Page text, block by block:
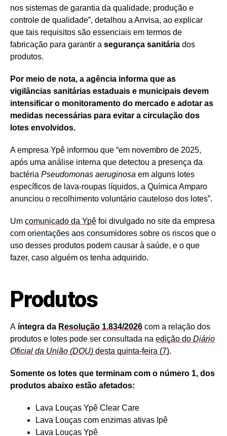
nos sistemas de garantia da qualidade, produção e
controle de qualidade”, detalhou a Anvisa, ao explicar
que tais requisitos são essenciais em termos de
fabricação para garantir a segurança sanitária dos
produtos.
Por meio de nota, a agência informa que as
vigilâncias sanitárias estaduais e municipais devem
intensificar o monitoramento do mercado e adotar as
medidas necessárias para evitar a circulação dos
lotes envolvidos.
A empresa Ypê informou que “em novembro de 2025,
após uma análise interna que detectou a presença da
bactéria Pseudomonas aeruginosa em alguns lotes
específicos de lava-roupas líquidos, a Química Amparo
anunciou o recolhimento voluntário cauteloso dos lotes”.
Um comunicado da Ypê foi divulgado no site da empresa
com orientações aos consumidores sobre os riscos que o
uso desses produtos podem causar à saúde, e o que
fazer, caso alguém os tenha adquirido.
Produtos
A íntegra da Resolução 1.834/2026 com a relação dos
produtos e lotes pode ser consultada na edição do Diário
Oficial da União (DOU) desta quinta-feira (7).
Somente os lotes que terminam com o número 1, dos
produtos abaixo estão afetados:
Lava Louças Ypê Clear Care
Lava Louças com enzimas ativas Ipê
Lava Louças Ypê